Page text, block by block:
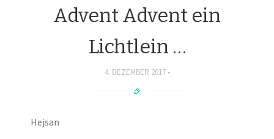
Advent Advent ein
Lichtlein …
4. DEZEMBER 2017
Hejsan